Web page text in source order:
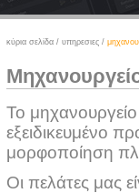
κύρια σελίδα / υπηρεσιες /
Το
εξειδικευμένο
μορφοποίηση
Οι πελάτες μας